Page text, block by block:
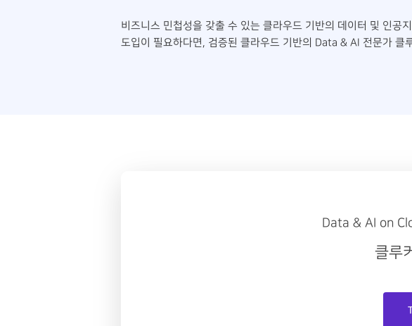
비즈니스 민첩성을 갖출 수 있는 클라우드 기반의 데이터 및 인공
도입이 필요하다면, 검증된 클라우드 기반의 Data & AI 전문가 클
Data & AI on
클루